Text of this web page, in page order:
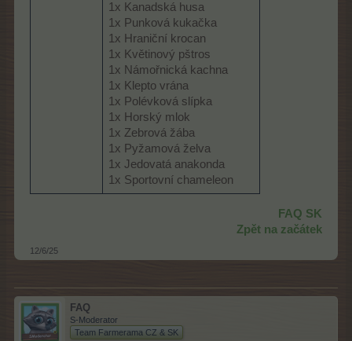
1x Kanadská husa
1x Punková kukačka
1x Hraniční krocan
1x Květinový pštros
1x Námořnická kachna
1x Klepto vrána
1x Polévková slípka
1x Horský mlok
1x Zebrová žába
1x Pyžamová želva
1x Jedovatá anakonda
1x Sportovní chameleon
FAQ SK
Zpět na začátek
12/6/25
FAQ
S-Moderator
Team Farmerama CZ & SK